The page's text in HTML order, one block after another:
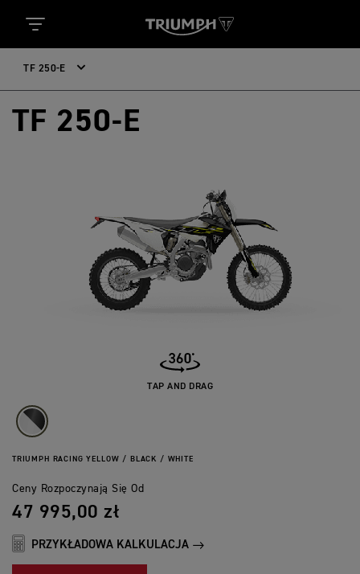
TF 250-E
TF 250-E
TRIUMPH RACING YELLOW / BLACK / WHITE
Ceny Rozpoczynają Się Od
47 995,00 zł
PRZYKŁADOWA KALKULACJA​
TAP AND DRAG